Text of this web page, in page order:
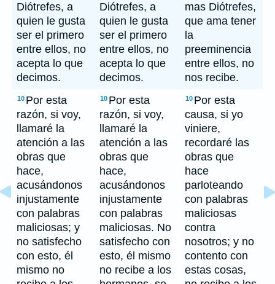
Diótrefes, a
quien le gusta
ser el primero
entre ellos, no
acepta lo que
decimos.
Diótrefes, a
quien le gusta
ser el primero
entre ellos, no
acepta lo que
decimos.
mas Diótrefes,
que ama tener
la
preeminencia
entre ellos, no
nos recibe.
10 Por esta
razón, si voy,
llamaré la
atención a las
obras que
hace,
acusándonos
injustamente
con palabras
maliciosas; y
no satisfecho
con esto, él
mismo no
10 Por esta
razón, si voy,
llamaré la
atención a las
obras que
hace,
acusándonos
injustamente
con palabras
maliciosas. No
satisfecho con
esto, él mismo
no recibe a los
10 Por esta
causa, si yo
viniere,
recordaré las
obras que
hace
parloteando
con palabras
maliciosas
contra
nosotros; y no
contento con
estas cosas,